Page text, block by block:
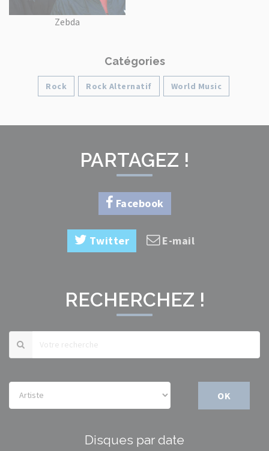
Zebda
Catégories
Rock Rock Alternatif World Music
PARTAGEZ !
Facebook
Twitter E-mail
RECHERCHEZ !
OK
Disques par date